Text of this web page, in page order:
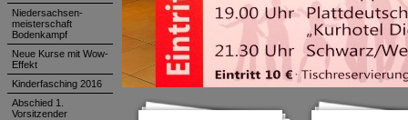
Niedersachsen-
meisterschaft
Bodenkampf
Neue Kurse mit Wow-
Effekt
Kinderfasching 2016
Abschied 1.
Vorsitzender